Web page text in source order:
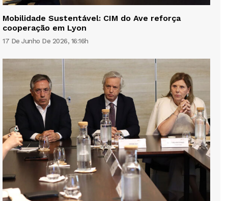
Mobilidade Sustentável: CIM do Ave reforça
cooperação em Lyon
17 De Junho De 2026, 16:16h